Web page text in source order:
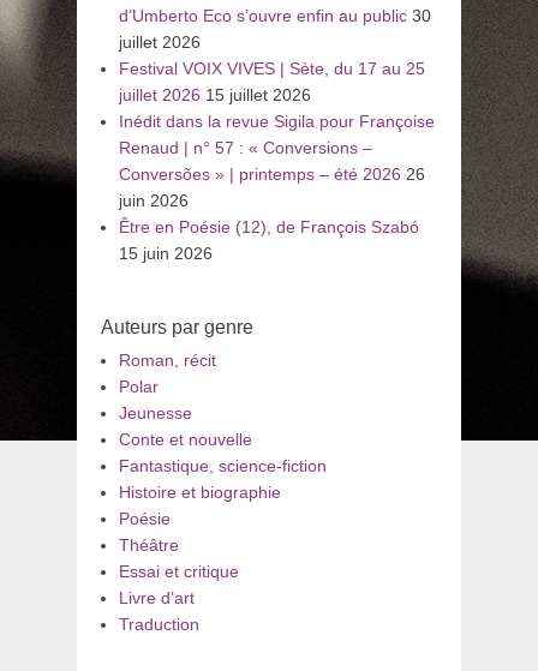
d’Umberto Eco s’ouvre enfin au public 30
juillet 2026
Festival VOIX VIVES | Sète, du 17 au 25
juillet 2026 15 juillet 2026
Inédit dans la revue Sigila pour Françoise
Renaud | n° 57 : « Conversions –
Conversões » | printemps – été 2026 26
juin 2026
Être en Poésie (12), de François Szabó
15 juin 2026
Auteurs par genre
Roman, récit
Polar
Jeunesse
Conte et nouvelle
Fantastique, science-fiction
Histoire et biographie
Poésie
Théâtre
Essai et critique
Livre d’art
Traduction